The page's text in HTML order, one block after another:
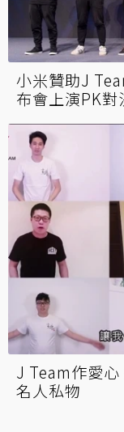
小米贊助J
布會上演PK對
J Team作愛
名人私物